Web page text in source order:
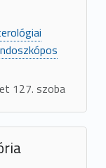
127. szoba